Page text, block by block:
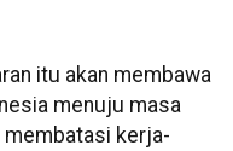
itu akan membawa
menuju masa
membatasi kerja-